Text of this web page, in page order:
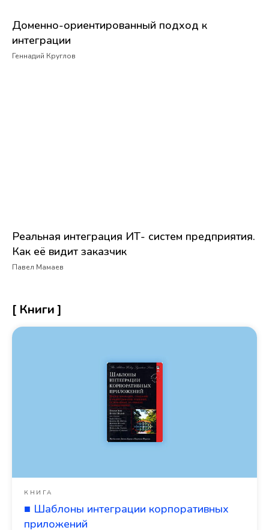
Доменно-ориентированный подход к
интеграции
Геннадий Круглов
Реальная интеграция ИТ- систем предприятия.
Как её видит заказчик
Павел Мамаев
[ Книги ]
КНИГА
■ Шаблоны интеграции корпоративных
приложений